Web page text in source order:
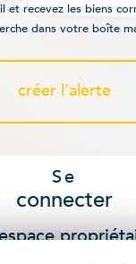
et recevez les biens
dans votre boîte
créer l'alerte
Se
connecter